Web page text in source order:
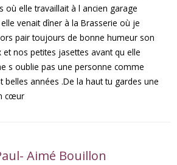
où elle travaillait à l ancien garage
venait dîner à la Brasserie où je
pair toujours de bonne humeur son
nos petites jasettes avant qu elle
s oublie pas une personne comme
belles années .De la haut tu gardes une
cœur
Aimé Bouillon